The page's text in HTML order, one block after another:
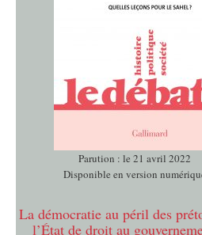
Parution : le 21 avril 2022
Disponible en version
La démocratie au péril des
l’État de droit au